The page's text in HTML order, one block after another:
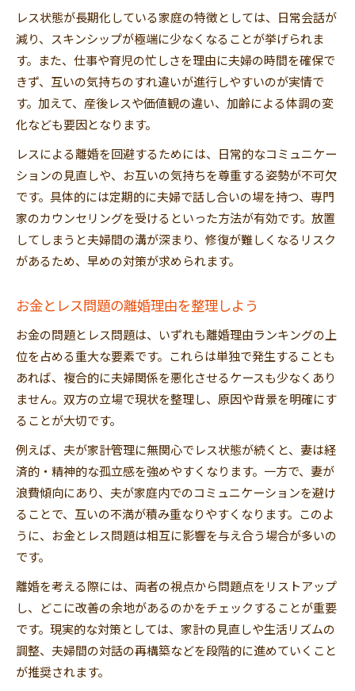
レス状態が長期化している家庭の特徴としては、日常会話が
減り、スキンシップが極端に少なくなることが挙げられま
す。また、仕事や育児の忙しさを理由に夫婦の時間を確保で
きず、互いの気持ちのすれ違いが進行しやすいのが実情で
す。加えて、産後レスや価値観の違い、加齢による体調の変
化なども要因となります。
レスによる離婚を回避するためには、日常的なコミュニケー
ションの見直しや、お互いの気持ちを尊重する姿勢が不可欠
です。具体的には定期的に夫婦で話し合いの場を持つ、専門
家のカウンセリングを受けるといった方法が有効です。放置
してしまうと夫婦間の溝が深まり、修復が難しくなるリスク
があるため、早めの対策が求められます。
お金とレス問題の離婚理由を整理しよう
お金の問題とレス問題は、いずれも離婚理由ランキングの上
位を占める重大な要素です。これらは単独で発生することも
あれば、複合的に夫婦関係を悪化させるケースも少なくあり
ません。双方の立場で現状を整理し、原因や背景を明確にす
ることが大切です。
例えば、夫が家計管理に無関心でレス状態が続くと、妻は経
済的・精神的な孤立感を強めやすくなります。一方で、妻が
浪費傾向にあり、夫が家庭内でのコミュニケーションを避け
ることで、互いの不満が積み重なりやすくなります。このよ
うに、お金とレス問題は相互に影響を与え合う場合が多いの
です。
離婚を考える際には、両者の視点から問題点をリストアップ
し、どこに改善の余地があるのかをチェックすることが重要
です。現実的な対策としては、家計の見直しや生活リズムの
調整、夫婦間の対話の再構築などを段階的に進めていくこと
が推奨されます。